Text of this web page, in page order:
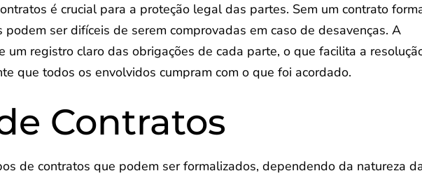
é crucial para a proteção legal das partes. Sem um contrato
podem ser difíceis de serem comprovadas em caso de desavenças. A
um registro claro das obrigações de cada parte, o que facilita a
que todos os envolvidos cumpram com o que foi acordado.
Contratos
de contratos que podem ser formalizados, dependendo da natureza